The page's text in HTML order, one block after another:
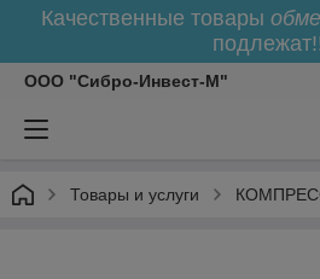
Качественные товары
ООО "Сибро-Инвест-М"
Товары и услуги